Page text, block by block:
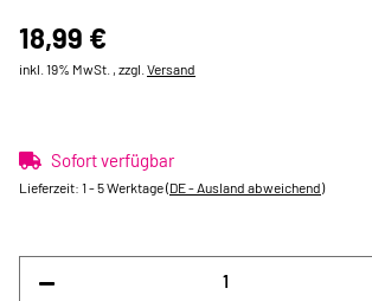
18,99 €
inkl. 19% MwSt. , zzgl. Versand
Sofort verfügbar
Lieferzeit: 1 - 5 Werktage(DE - Ausland abweichend)